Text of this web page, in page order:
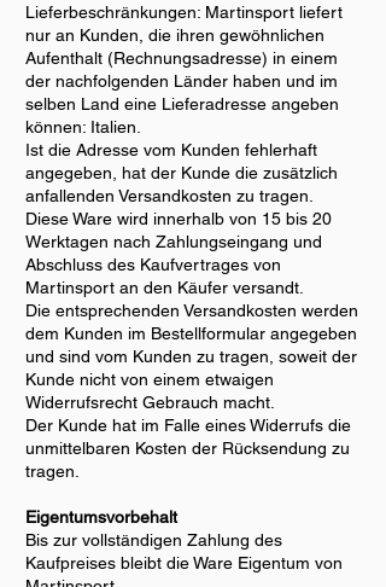
Lieferbeschränkungen: Martinsport liefert
nur an Kunden, die ihren gewöhnlichen
Aufenthalt (Rechnungsadresse) in einem
der nachfolgenden Länder haben und im
selben Land eine Lieferadresse angeben
können: Italien.
Ist die Adresse vom Kunden fehlerhaft
angegeben, hat der Kunde die zusätzlich
anfallenden Versandkosten zu tragen.
Diese Ware wird innerhalb von 15 bis 20
Werktagen nach Zahlungseingang und
Abschluss des Kaufvertrages von
Martinsport an den Käufer versandt.
Die entsprechenden Versandkosten werden
dem Kunden im Bestellformular angegeben
und sind vom Kunden zu tragen, soweit der
Kunde nicht von einem etwaigen
Widerrufsrecht Gebrauch macht.
Der Kunde hat im Falle eines Widerrufs die
unmittelbaren Kosten der Rücksendung zu
tragen.
Eigentumsvorbehalt
Bis zur vollständigen Zahlung des
Kaufpreises bleibt die Ware Eigentum von